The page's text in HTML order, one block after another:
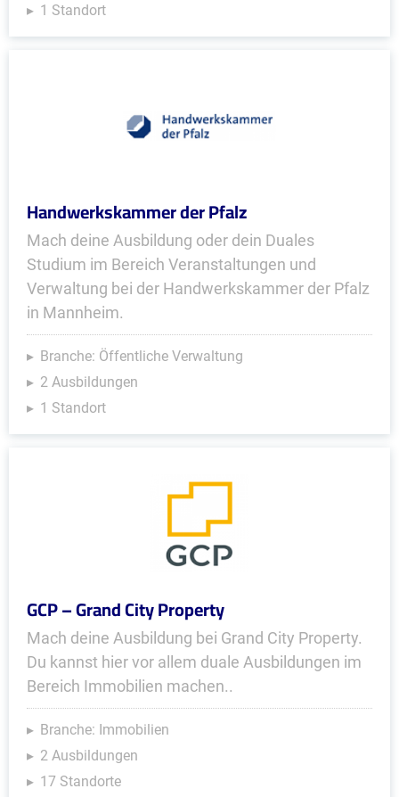
1 Standort
Handwerkskammer der Pfalz
Mach deine Ausbildung oder dein Duales
Studium im Bereich Veranstaltungen und
Verwaltung bei der Handwerkskammer der Pfalz
in Mannheim.
Branche: Öffentliche Verwaltung
2 Ausbildungen
1 Standort
GCP – Grand City Property
Mach deine Ausbildung bei Grand City Property.
Du kannst hier vor allem duale Ausbildungen im
Bereich Immobilien machen..
Branche: Immobilien
2 Ausbildungen
17 Standorte